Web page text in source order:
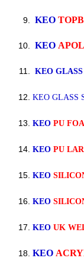
KEO
KEO
KEO
KEO GLASS
KEO PU
KEO PU
KEO
KEO
KEO UK
KEO